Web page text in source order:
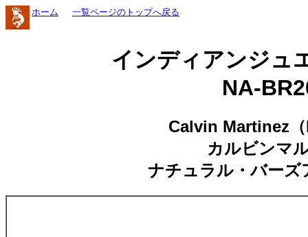
ホーム 一覧ページのトップへ戻る
インディアンジ
NA-
Calvin Martinez
カルビンマ
ナチュラル・バーズ